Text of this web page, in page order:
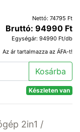
Nettó: 74795 Ft
Bruttó: 94990 Ft
Egységár: 94990 Ft/db
Az ár tartalmazza az ÁFA-t!
Kosárba
Készleten van
2in1 /